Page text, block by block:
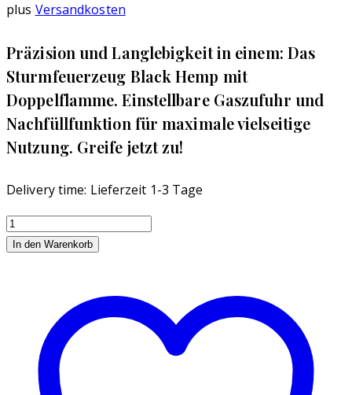
plus Versandkosten
Präzision und Langlebigkeit in einem: Das
Sturmfeuerzeug Black Hemp mit
Doppelflamme. Einstellbare Gaszufuhr und
Nachfüllfunktion für maximale vielseitige
Nutzung. Greife jetzt zu!
Delivery time: Lieferzeit 1-3 Tage
Sturmfeuerzeug
Easy
Hemp
Doppelflamme
In den Warenkorb